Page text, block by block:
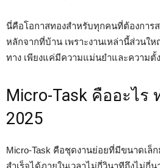
นี่คือโอกาสทองสำหรับทุกคนที่ต้องการส
หลักจากที่บ้าน เพราะงานเหล่านี้ส่วนใ
ทาง เพียงแค่มีความแม่นยำและความตั้
Micro-Task คืออะไร
2025
Micro-Task คือชุดงานย่อยที่มีขนาดเล็
สำเร็จได้ภายในเวลาไม่กี่วินาทีถึงไม่กี่